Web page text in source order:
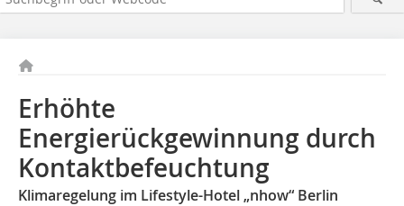
Erhöhte
Energierückgewinnung durch
Kontaktbefeuchtung
Klimaregelung im Lifestyle-Hotel „nhow“ Berlin